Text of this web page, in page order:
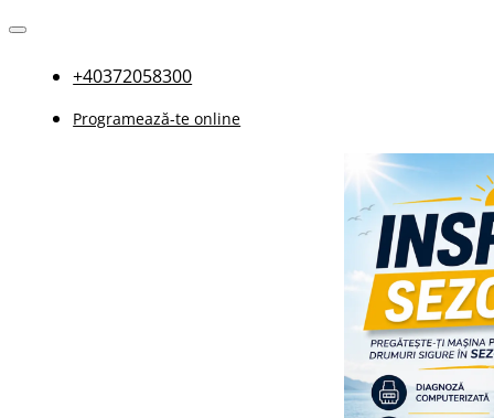
+40372058300
Programează-te online